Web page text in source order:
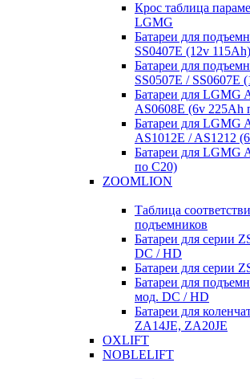
Крос таблица
LGMG
Батареи для
SS0407E (12v 115Ah)
Батареи для
SS0507E / SS0607E
Батареи для LGMG
AS0608E (6v 225Ah
Батареи для LGMG
AS1012E / AS1212
Батареи для LGMG
по С20)
ZOOMLION
Таблица
подъемников
Батареи для серии
DC / HD
Батареи для серии
Батареи для
мод. DC / HD
Батареи для
ZA14JE, ZA20JE
OXLIFT
NOBLELIFT